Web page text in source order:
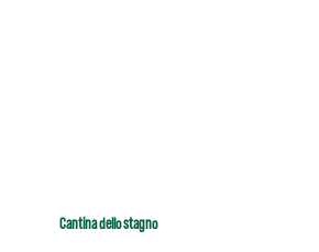
Cantina dello stagno